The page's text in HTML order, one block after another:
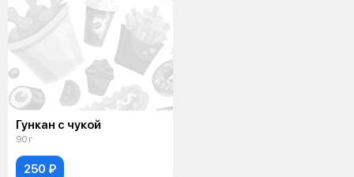
Гункан с чукой
90 г
250 ₽